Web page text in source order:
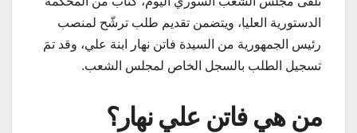
الدستورية العليا، ويتضمن تقديم طلب ترشّح لمنصب
رئيس الجمهورية من السيدة فاتن نهار ابنة علي، وقد تمَ
تسجيل الطلب بالسجل الخاص لمجلس الشعب.
من هي فاتن علي نهار؟